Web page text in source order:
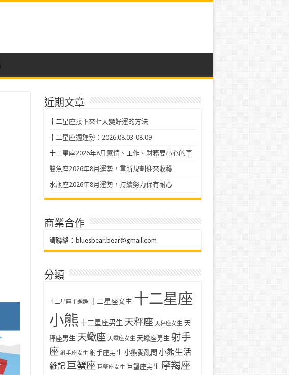
近期文章
十二星座接下來七天變好運的方法
十二星座週運勢：2026.08.03-08.09
十二星座2026年8月感情、工作、財務要小心的事
雙魚座2026年8月運勢，重新規劃迎來收穫
水瓶座2026年8月運勢，持續努力保有耐心
商業合作
請聯絡： bluesbear.bear@gmail.com
分類
十二星座主題趣 十二星座女生 十二星座
小熊 十二星座男生 天秤座 天秤座女生 天
秤座男生 天蠍座 天蠍座女生 天蠍座男生 射手
座 射手座女生 射手座男生 小熊愛亂問 小熊生活
雜記 巨蟹座 巨蟹座女生 巨蟹座男生 摩羯座